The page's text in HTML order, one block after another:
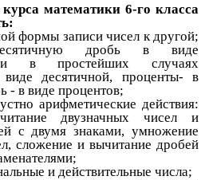
математики 6-го класса
формы записи чисел к другой;
дробь в виде
и в простейших случаях
десятичной, проценты- в
- в виде процентов;
арифметические действия:
двузначных чисел и
с двумя знаками, умножение
сложение и вычитание дробей
и действительные числа;